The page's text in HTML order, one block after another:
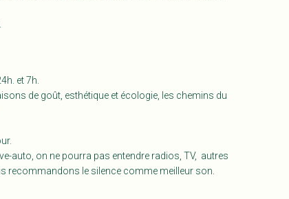
et 7h.
de goût, esthétique et écologie, les chemins du
auto, on ne pourra pas entendre radios, TV, autres
recommandons le silence comme meilleur son.